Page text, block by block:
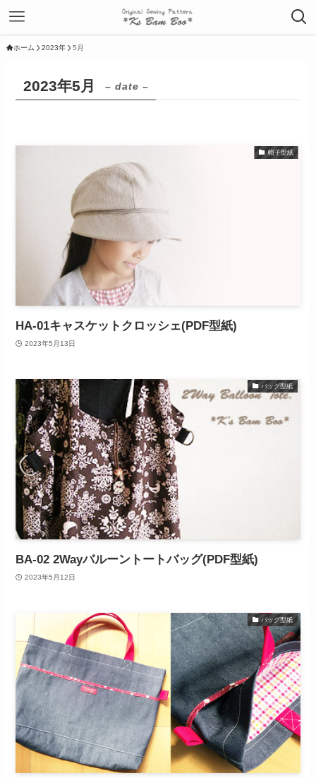
ホーム 2023年 5月
2023年5月 – date –
帽子型紙
HA-01キャスケットクロッシェ(PDF型紙)
2023年5月13日
バッグ型紙
BA-02 2Wayバルーントートバッグ(PDF型紙)
2023年5月12日
バッグ型紙